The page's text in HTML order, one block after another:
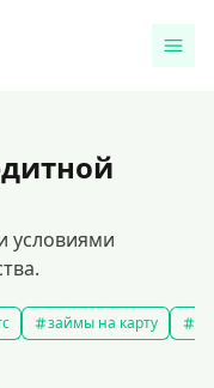
условиями
займы на карту